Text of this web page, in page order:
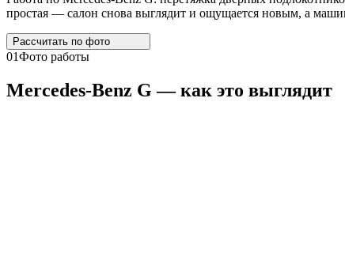
простая — салон снова выглядит и ощущается новым, а
Рассчитать по фото
01Фото работы
Mercedes-Benz G — как это выглядит